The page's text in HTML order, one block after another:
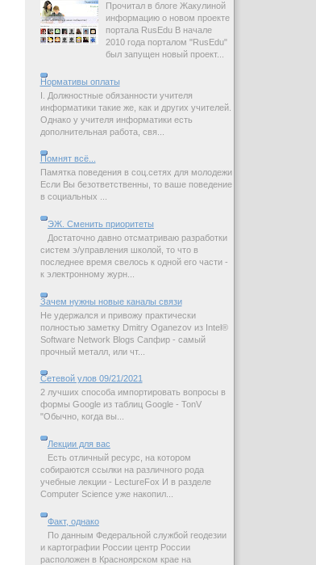
Прочитал в блоге Жакулиной
информацию о новом проекте
портала RusEdu В начале
2010 года порталом "RusEdu"
был запущен новый проект...
Нормативы оплаты
I. Должностные обязанности учителя
информатики такие же, как и других учителей.
Однако у учителя информатики есть
дополнительная работа, свя...
Помнят всё...
Памятка поведения в соц.сетях для молодежи
Если Вы безответственны, то ваше поведение
в социальных ...
ЭЖ. Сменить приоритеты
Достаточно давно отсматриваю разработки
систем э/управления школой, то что в
последнее время свелось к одной его части -
к электронному журн...
Зачем нужны новые каналы связи
Не удержался и привожу практически
полностью заметку Dmitry Oganezov из Intel®
Software Network Blogs Сапфир - самый
прочный металл, или чт...
Сетевой улов 09/21/2021
2 лучших способа импортировать вопросы в
формы Google из таблиц Google - TonV
"Обычно, когда вы...
Лекции для вас
Есть отличный ресурс, на котором
собираются ссылки на различного рода
учебные лекции - LectureFox И в разделе
Computer Science уже накопил...
Факт, однако
По данным Федеральной службой геодезии
и картографии России центр России
расположен в Красноярском крае на